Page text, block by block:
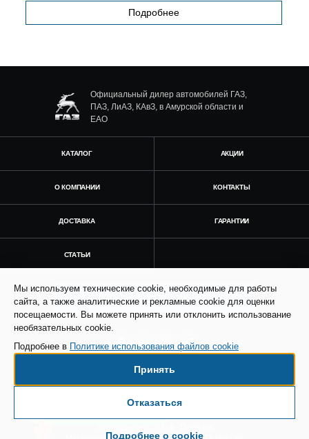
Подробнее
Официальный дилер автомобилей ГАЗ,
ПАЗ, ЛиАЗ, КАвЗ, в Амурской области и
ЕАО
КАТАЛОГ АКЦИИ
О КОМПАНИИ КОНТАКТЫ
ДОСТАВКА ГАРАНТИИ
СТАТЬИ
Получить консультацию
© Все права защищены. Информация сайта
Мы используем технические cookie, необходимые для работы
сайта, а также аналитические и рекламные cookie для оценки
посещаемости. Вы можете принять или отклонить использование
необязательных cookie.
Подробнее в Политике использования файлов cookie
Принять
Отказаться
Подробнее о cookie